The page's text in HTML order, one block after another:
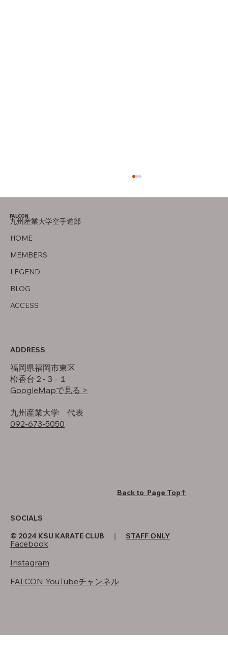
HOME
MEMBERS
LEGEND
BLOG
ACCESS
FALCON
九州産業大学空手道部
ADDRESS
福岡県福岡市東区
松香台２-３−１
GoogleMapで見る >
​九州産業大学 代表
092-673-5050
SOCIALS
Facebook
Instagram
FALCON YouTubeチャンネル
Back to Page Top↑
© 2024 KSU KARATE CLUB ｜ STAFF ONLY